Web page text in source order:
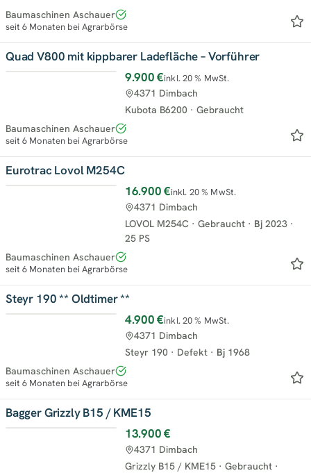
Baumaschinen Aschauer
seit 6 Monaten bei Agrarbörse
Quad V800 mit kippbarer Ladefläche – Vorführer
9.900 €inkl. 20 % MwSt.
Kubota B6200 · Gebraucht
4371 Dimbach
Baumaschinen Aschauer
seit 6 Monaten bei Agrarbörse
Eurotrac Lovol M254C
16.900 €inkl. 20 % MwSt.
LOVOL M254C · Gebraucht · Bj 2023 ·
25 PS
4371 Dimbach
Baumaschinen Aschauer
seit 6 Monaten bei Agrarbörse
Steyr 190 ** Oldtimer **
4.900 €inkl. 20 % MwSt.
Steyr 190 · Defekt · Bj 1968
4371 Dimbach
Baumaschinen Aschauer
seit 6 Monaten bei Agrarbörse
Bagger Grizzly B15 / KME15
13.900 €
Grizzly B15 / KME15 · Gebraucht ·
4371 Dimbach